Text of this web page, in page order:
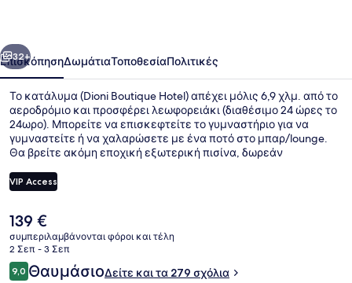
Επόμενο
32+
ΕπισκόπησηΔωμάτιαΤοποθεσίαΠολιτικές
Το κατάλυμα (Dioni Boutique Hotel) απέχει μόλις 6,9 χλμ. από το
αεροδρόμιο και προσφέρει λεωφορειάκι (διαθέσιμο 24 ώρες το
24ωρο). Μπορείτε να επισκεφτείτε το γυμναστήριο για να
γυμναστείτε ή να χαλαρώσετε με ένα ποτό στο μπαρ/lounge.
Θα βρείτε ακόμη εποχική εξωτερική πισίνα, δωρεάν
λατρεύουν το εξυπηρετικό προσωπικό.
VIP Access
Η
τρέχουσα
τιμή
είναι
139 €
139 €
συμπεριλαμβάνονται φόροι και τέλη
2 Σεπ - 3 Σεπ
Σχόλια
9,09,0 στα 10
ΘαυμάσιοΔείτε και τα 279 σχόλια